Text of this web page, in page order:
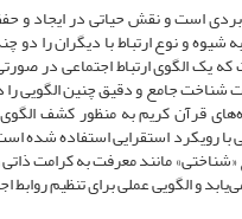
است و نقش حیاتی در ایجاد و
و نوع ارتباط با دیگران را
یک الگوی ارتباط اجتماعی در
شناخت جامع و دقیق چنین الگویی را
قرآن کریم به منظور کشف الگوی
رویکرد استقرایی استفاده شده
مانند معرفت به کرامت
و الگویی عملی برای تنظیم روابط